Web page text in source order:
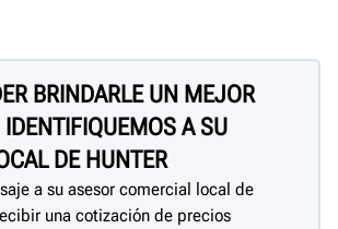
BRINDARLE UN MEJOR
IDENTIFIQUEMOS A SU
DE HUNTER
a su asesor comercial local de
una cotización de precios